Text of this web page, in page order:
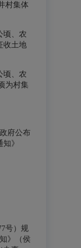
村集体
顷、农
收土地
顷、农
为村集
府公布
》
号）规
》（侯